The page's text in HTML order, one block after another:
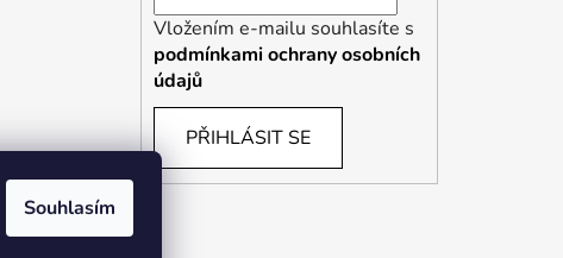
Souhlasím
Vložením e-mailu souhlasíte s
podmínkami ochrany osobních
údajů
PŘIHLÁSIT SE